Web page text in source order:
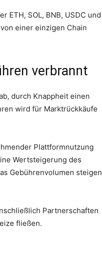
ETH, SOL, BNB, USDC und
einer einzigen Chain
verbrannt
durch Knappheit einen
wird für Marktrückkäufe
Plattformnutzung
Wertsteigerung des
Gebührenvolumen steigen
Partnerschaften
fließen.